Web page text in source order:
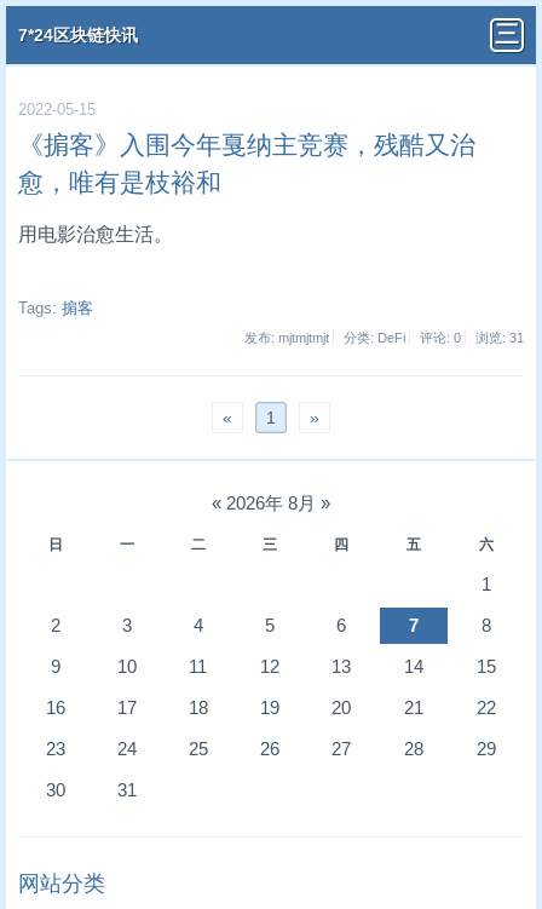
7*24区块链快讯
2022-05-15
《掮客》入围今年戛纳主竞赛，残酷又治
愈，唯有是枝裕和
用电影治愈生活。
Tags: 掮客
发布: mjtmjtmjt 分类: DeFi 评论: 0 浏览: 31
« 1 »
« 2026年 8月 »
日 一 二 三 四 五 六
1
2
3 4 5 6 7
8
9
10 11 12 13 14
15
16
17 18 19 20 21
22
23
24 25 26 27 28
29
30
31
网站分类